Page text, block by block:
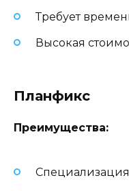
Требует
Высокая
Планфикс
Преимущества: